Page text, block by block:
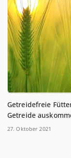
Getreidefreie
Getreide
27. Oktober 2021